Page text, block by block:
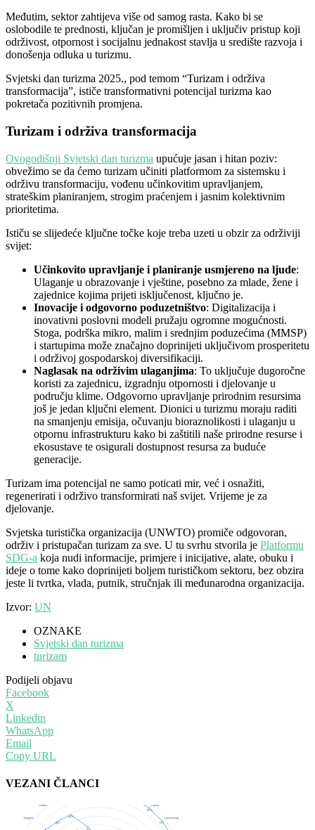
Međutim, sektor zahtijeva više od samog rasta. Kako bi se
oslobodile te prednosti, ključan je promišljen i uključiv pristup koji
održivost, otpornost i socijalnu jednakost stavlja u središte razvoja i
donošenja odluka u turizmu.
Svjetski dan turizma 2025., pod temom “Turizam i održiva
transformacija”, ističe transformativni potencijal turizma kao
pokretača pozitivnih promjena.
Turizam i održiva transformacija
Ovogodišnji Svjetski dan turizma upućuje jasan i hitan poziv:
obvežimo se da ćemo turizam učiniti platformom za sistemsku i
održivu transformaciju, vođenu učinkovitim upravljanjem,
strateškim planiranjem, strogim praćenjem i jasnim kolektivnim
prioritetima.
Ističu se slijedeće ključne točke koje treba uzeti u obzir za održiviji
svijet:
Učinkovito upravljanje i planiranje usmjereno na ljude:
Ulaganje u obrazovanje i vještine, posebno za mlade, žene i
zajednice kojima prijeti isključenost, ključno je.
Inovacije i odgovorno poduzetništvo: Digitalizacija i
inovativni poslovni modeli pružaju ogromne mogućnosti.
Stoga, podrška mikro, malim i srednjim poduzećima (MMSP)
i startupima može značajno doprinijeti uključivom prosperitetu
i održivoj gospodarskoj diversifikaciji.
Naglasak na održivim ulaganjima: To uključuje dugoročne
koristi za zajednicu, izgradnju otpornosti i djelovanje u
području klime. Odgovorno upravljanje prirodnim resursima
još je jedan ključni element. Dionici u turizmu moraju raditi
na smanjenju emisija, očuvanju bioraznolikosti i ulaganju u
otpornu infrastrukturu kako bi zaštitili naše prirodne resurse i
ekosustave te osigurali dostupnost resursa za buduće
generacije.
Turizam ima potencijal ne samo poticati mir, već i osnažiti,
regenerirati i održivo transformirati naš svijet. Vrijeme je za
djelovanje.
Svjetska turistička organizacija (UNWTO) promiče odgovoran,
održiv i pristupačan turizam za sve. U tu svrhu stvorila je Platformu
SDG-a koja nudi informacije, primjere i inicijative, alate, obuku i
ideje o tome kako doprinijeti boljem turističkom sektoru, bez obzira
jeste li tvrtka, vlada, putnik, stručnjak ili međunarodna organizacija.
Izvor: UN
OZNAKE
Svjetski dan turizma
turizam
Podijeli objavu
Facebook
X
Linkedin
WhatsApp
Email
Copy URL
VEZANI ČLANCI